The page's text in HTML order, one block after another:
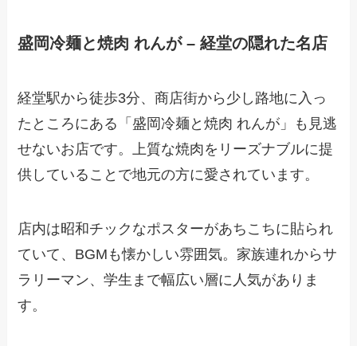
盛岡冷麺と焼肉 れんが – 経堂の隠れた名店
経堂駅から徒歩3分、商店街から少し路地に入っ
たところにある「盛岡冷麺と焼肉 れんが」も見逃
せないお店です。上質な焼肉をリーズナブルに提
供していることで地元の方に愛されています。
店内は昭和チックなポスターがあちこちに貼られ
ていて、BGMも懐かしい雰囲気。家族連れからサ
ラリーマン、学生まで幅広い層に人気がありま
す。